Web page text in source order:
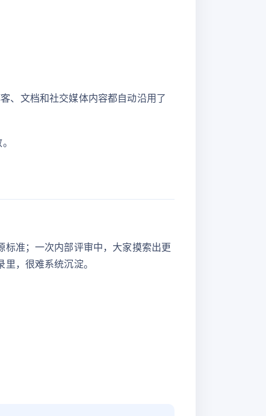
、文档和社交媒体内容都自动沿用了
准；一次内部评审中，大家摸索出更
，很难系统沉淀。